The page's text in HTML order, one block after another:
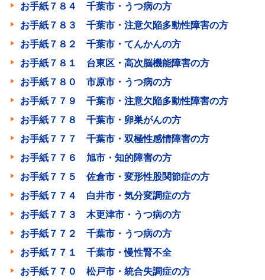
お手紙７８４ 千葉市・うつ病の方
お手紙７８３ 千葉市・注意欠陥多動性障害の方
お手紙７８２ 千葉市・てんかんの方
お手紙７８１ 台東区・高次脳機能障害の方
お手紙７８０ 市原市・うつ病の方
お手紙７７９ 千葉市・注意欠陥多動性障害の方
お手紙７７８ 千葉市・卵巣がんの方
お手紙７７７ 千葉市・双極性感情障害の方
お手紙７７６ 旭市・知的障害の方
お手紙７７５ 佐倉市・変形性股関節症の方
お手紙７７４ 白井市・気分変調症の方
お手紙７７３ 木更津市・うつ病の方
お手紙７７２ 千葉市・うつ病の方
お手紙７７１ 千葉市・慢性腎不全
お手紙７７０ 松戸市・統合失調症の方